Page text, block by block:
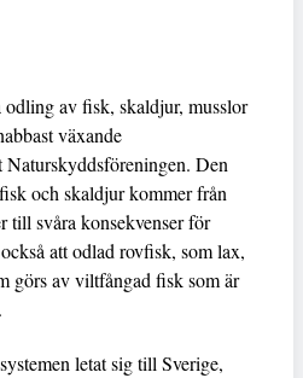
av fisk, skaldjur, musslor
växande
Naturskyddsföreningen. Den
och skaldjur kommer från
till svåra konsekvenser för
att odlad rovfisk, som lax,
görs av viltfångad fisk som är
letat sig till Sverige,